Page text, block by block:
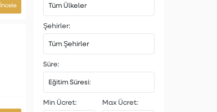
Şehirler:
Süre:
Min Ücret: Max Ücret: